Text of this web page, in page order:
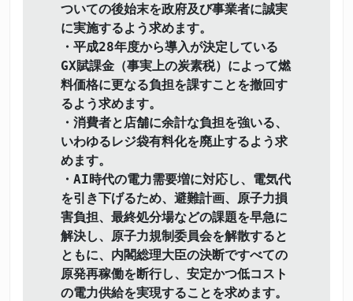
ついての後始末を政府及び事業者に誠実
に実施するよう求めます。
・平成28年度から導入が決定している
GX賦課金（事実上の炭素税）によって燃
料価格に更なる負担を課すことを撤回す
るよう求めます。
・消費者と店舗に余計な負担を強いる、
いわゆるレジ袋有料化を廃止するよう求
めます。
・AI時代の電力需要増に対応し、電気代
を引き下げるため、避難計画、原子力損
害負担、最終処分場などの課題を早急に
解決し、原子力規制委員会を解散すると
ともに、内閣総理大臣の決断ですべての
原発再稼働を断行し、安定かつ低コスト
の電力供給を実現することを求めます。